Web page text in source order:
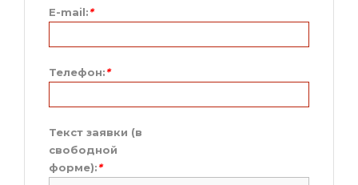
E-mail:*
Телефон:*
Текст заявки (в
свободной
форме):*